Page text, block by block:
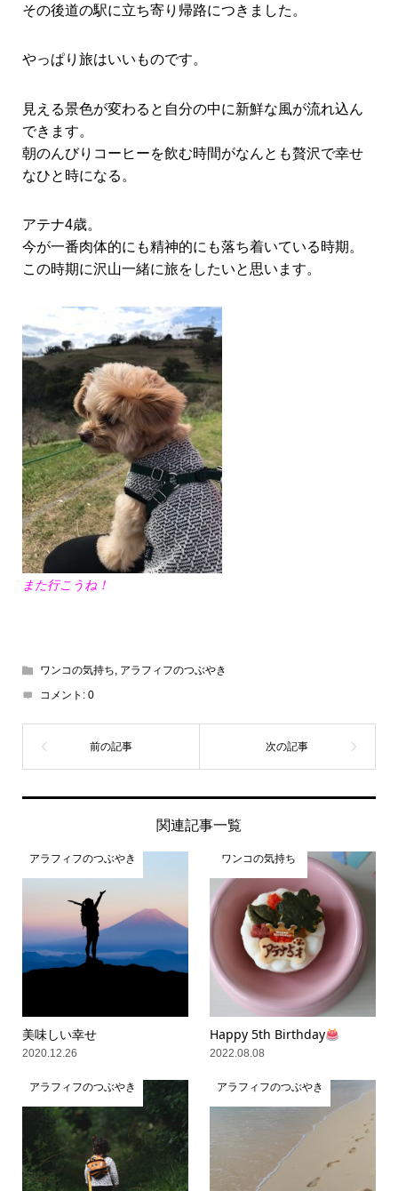
その後道の駅に立ち寄り帰路につきました。
やっぱり旅はいいものです。
見える景色が変わると自分の中に新鮮な風が流れ込ん
できます。
朝のんびりコーヒーを飲む時間がなんとも贅沢で幸せ
なひと時になる。
アテナ4歳。
今が一番肉体的にも精神的にも落ち着いている時期。
この時期に沢山一緒に旅をしたいと思います。
また行こうね！
ワンコの気持ち, アラフィフのつぶやき
コメント: 0
関連記事一覧
アラフィフのつぶやき
美味しい幸せ
2020.12.26
ワンコの気持ち
Happy 5th Birthday
2022.08.08
アラフィフのつぶやき アラフィフのつぶやき